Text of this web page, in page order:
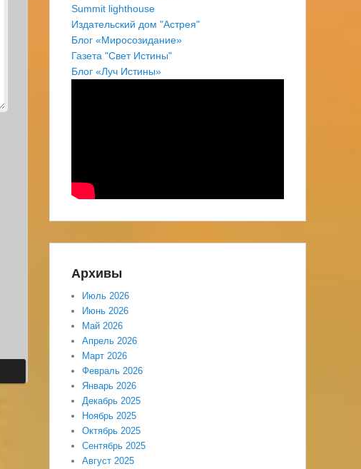
Summit lighthouse
Издательский дом "Астрея"
Блог «Миросозидание»
Газета "Свет Истины"
Блог «Луч Истины»
Архивы
Июль 2026
Июнь 2026
Май 2026
Апрель 2026
Март 2026
Февраль 2026
Январь 2026
Декабрь 2025
Ноябрь 2025
Октябрь 2025
Сентябрь 2025
Август 2025